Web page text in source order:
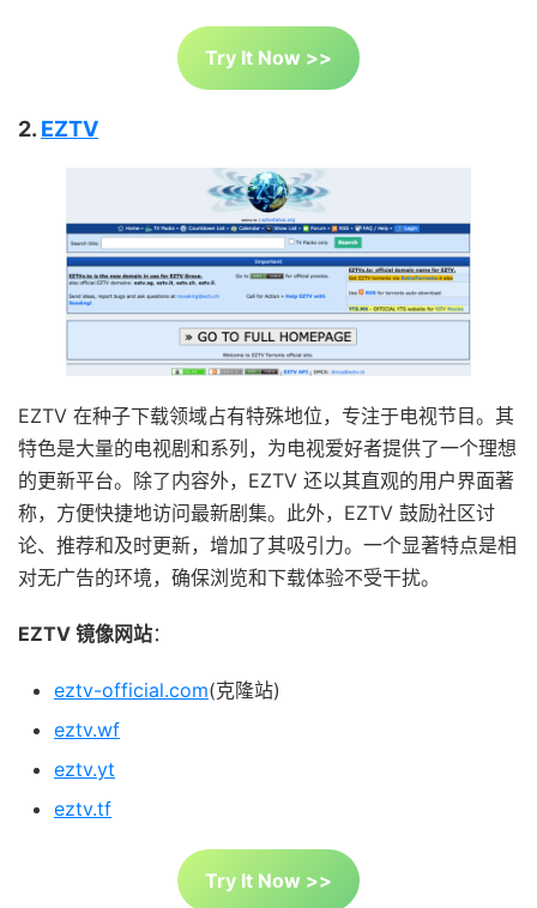
Try It Now >>
2. EZTV
EZTV 在种子下载领域占有特殊地位，专注于电视节目。其
特色是大量的电视剧和系列，为电视爱好者提供了一个理想
的更新平台。除了内容外，EZTV 还以其直观的用户界面著
称，方便快捷地访问最新剧集。此外，EZTV 鼓励社区讨
论、推荐和及时更新，增加了其吸引力。一个显著特点是相
对无广告的环境，确保浏览和下载体验不受干扰。
EZTV 镜像网站：
eztv-official.com(克隆站)
eztv.wf
eztv.yt
eztv.tf
Try It Now >>